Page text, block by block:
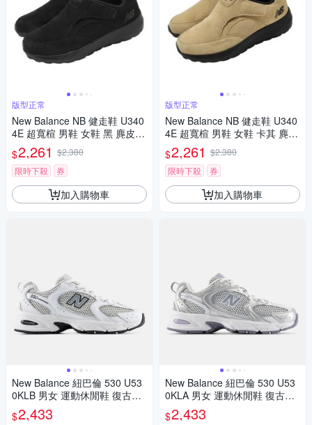
版型正常
New Balance NB 健走鞋 U340
4E 超寬楦 男鞋 女鞋 黑 麂皮
魔鬼氈 休閒鞋 U34072H-4E
$2,261 $2,380
限時下殺
券
加入購物車
New Balance 紐巴倫 530 U53
0KLB 男女 運動休閒鞋 復古鞋
舒適 穿搭 白黑
$2,433
版型正常
New Balance NB 健走鞋 U340
4E 超寬楦 男鞋 女鞋 卡其 麂皮
魔鬼氈 休閒鞋 U3401F5-4E
$2,261 $2,380
限時下殺
券
加入購物車
New Balance 紐巴倫 530 U53
0KLA 男女 運動休閒鞋 復古鞋
舒適 穿搭 灰銀白
$2,433